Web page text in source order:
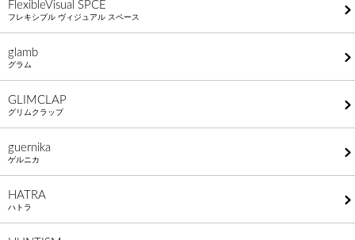
FlexibleVisual SPCE
フレキシブル ヴィジュアル スペース
glamb
グラム
GLIMCLAP
グリムクラップ
guernika
ゲルニカ
HATRA
ハトラ